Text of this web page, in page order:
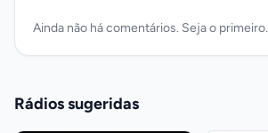
Ainda não há comentários. Seja o primeiro.
Rádios sugeridas